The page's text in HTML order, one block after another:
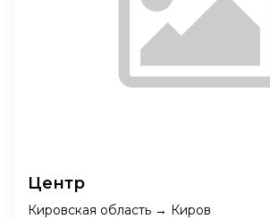
Центр
Кировская область → Киров